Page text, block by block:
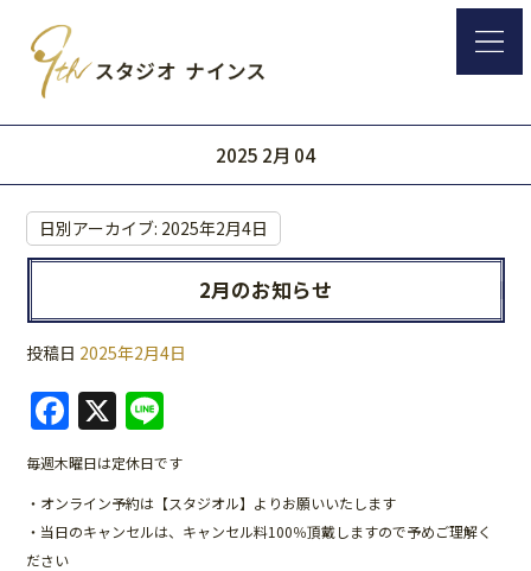
2025 2月 04
日別アーカイブ: 2025年2月4日
2月のお知らせ
投稿日 2025年2月4日
F
a
c
e
X
n
e
毎週木曜日は定休日です
・オンライン予約は【スタジオル】よりお願いいたします
・当日のキャンセルは、キャンセル料100％頂戴しますので予めご理解く
ださい